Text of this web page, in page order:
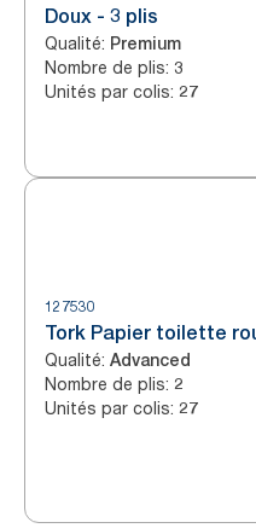
Doux - 3 plis
Qualité: Premium
Nombre de plis: 3
Unités par colis: 27
127530
Tork Papier toilette
Qualité: Advanced
Nombre de plis: 2
Unités par colis: 27